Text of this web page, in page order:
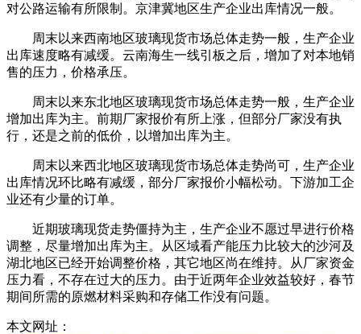
对公路运输有所限制。京津冀地区生产企业出库情况一般。
周末以来西南地区玻璃现货市场总体走势一般，生产企业
出库速度略有减缓。云南海生一线引板之后，增加了对本地销
售的压力，价格承压。
周末以来东北地区玻璃现货市场总体走势一般，生产企业
增加出库为主。前期厂家报价有所上涨，但部分厂家没有执
行，还是之前的低价，以增加出库为主。
周末以来西北地区玻璃现货市场总体走势尚可，生产企业
出库情况环比略有减缓，部分厂家报价小幅松动。下游加工企
业还有少量的订单。
近期玻璃现货走势僵持为主，生产企业不愿过早进行价格
调整，尽量增加出库为主。从区域看产能压力比较大的沙河及
湖北地区已经开始调整价格，其它地区尚在维持。从厂家资金
压力看，不存在过大的压力。由于近两年企业效益较好，春节
期间所需的原燃材料采购和存储工作没有问题。
本文网址：